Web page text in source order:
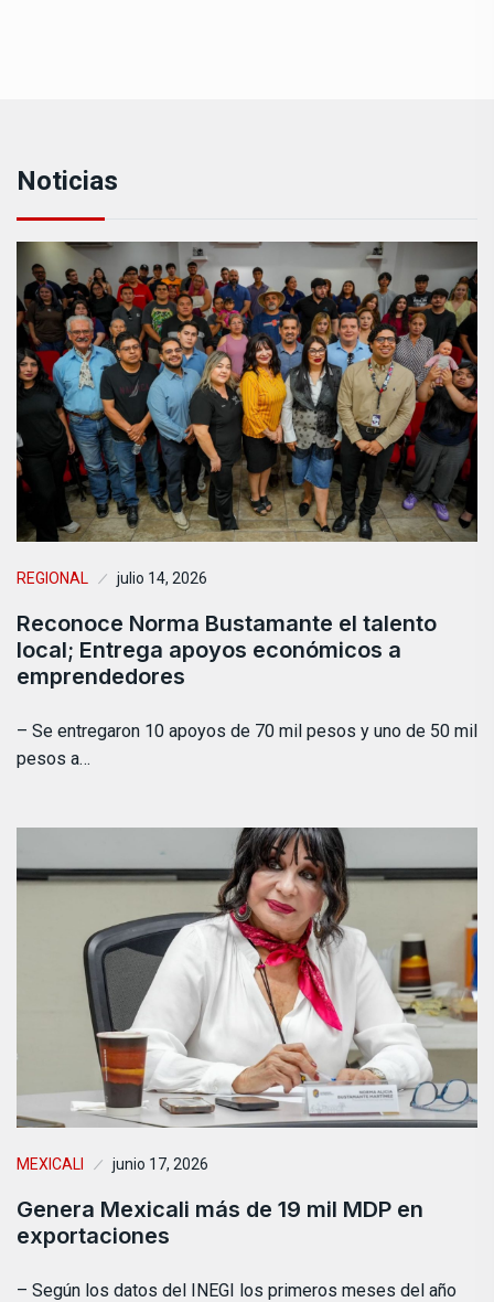
Noticias
REGIONAL julio 14, 2026
Reconoce Norma Bustamante el talento
local; Entrega apoyos económicos a
emprendedores
– Se entregaron 10 apoyos de 70 mil pesos y uno de 50 mil
pesos a…
MEXICALI junio 17, 2026
Genera Mexicali más de 19 mil MDP en
exportaciones
– Según los datos del INEGI los primeros meses del año